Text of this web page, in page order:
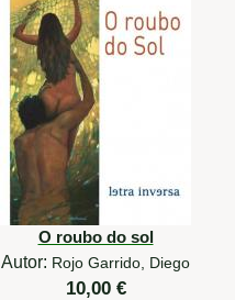
O roubo do sol
Autor: Rojo Garrido, Diego
10,00 €